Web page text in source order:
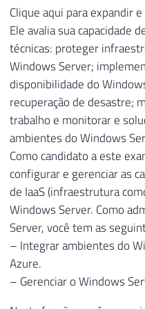
Clique aqui para expandir
Ele avalia sua capacidade
técnicas: proteger
Windows Server;
disponibilidade do
recuperação de desastre;
trabalho e monitorar e
ambientes do Windows
Como candidato a este
configurar e gerenciar as
de IaaS (infraestrutura
Windows Server. Como
Server, você tem as
– Integrar ambientes do
Azure.
– Gerenciar o Windows